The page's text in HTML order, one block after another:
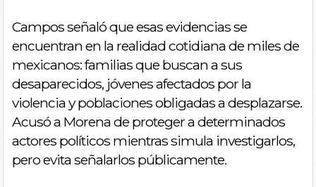
Campos señaló que esas evidencias se
encuentran en la realidad cotidiana de miles de
mexicanos: familias que buscan a sus
desaparecidos, jóvenes afectados por la
violencia y poblaciones obligadas a desplazarse.
Acusó a Morena de proteger a determinados
actores políticos mientras simula investigarlos,
pero evita señalarlos públicamente.